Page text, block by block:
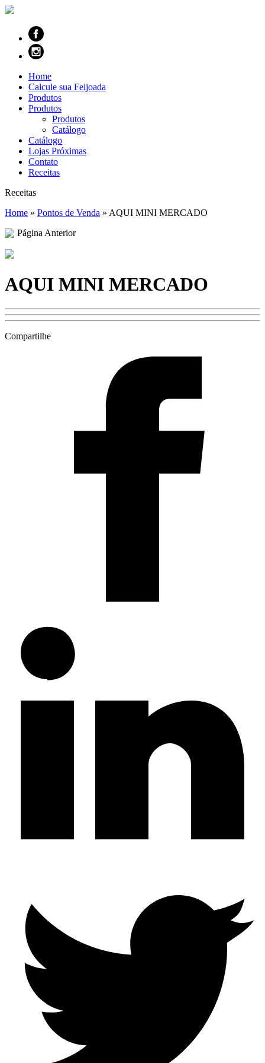
Home
Calcule sua Feijoada
Produtos
Produtos
Produtos
Catálogo
Catálogo
Lojas Próximas
Contato
Receitas
Receitas
Home » Pontos de Venda » AQUI MINI MERCADO
Página Anterior
AQUI MINI MERCADO
Compartilhe